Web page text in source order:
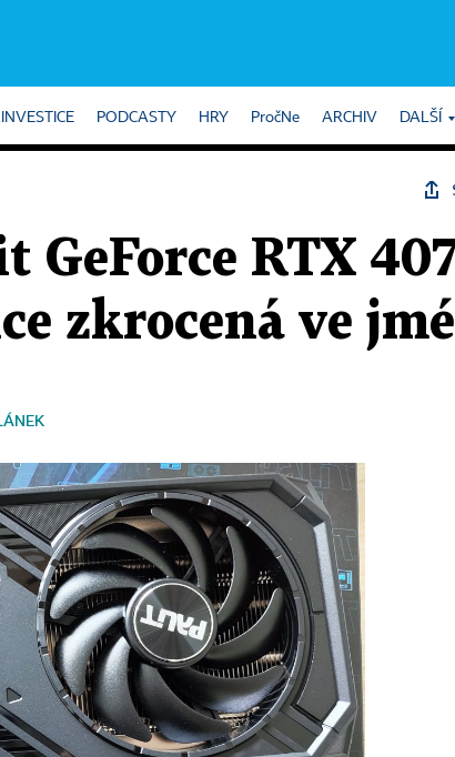
INVESTICE PODCASTY HRY PročNe ARCHIV DALŠÍ
GeForce RTX
zkrocená ve